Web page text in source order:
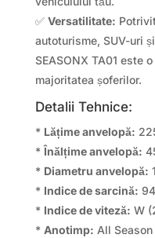
✅ Versatilitate:
autoturisme, SUV-uri
SEASONX TA01 este
majoritatea șoferilor.
Detalii Tehnice:
* Lățime anvelopă:
*Înălțime anvelopă:
* Diametru anvelopă:
* Indice de sarcină:
* Indice de viteză: W
* Anotimp: All Season